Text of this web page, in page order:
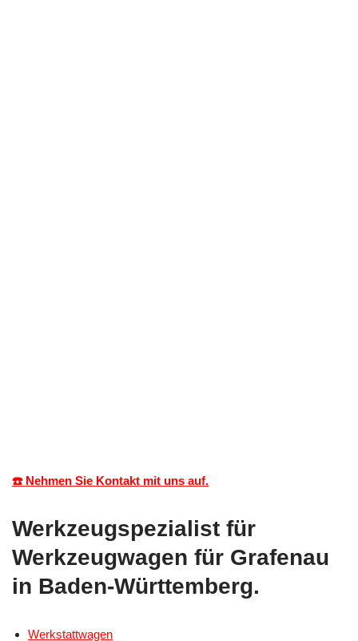
☎️ Nehmen Sie Kontakt mit uns auf.
Werkzeugspezialist für
Werkzeugwagen für Grafenau
in Baden-Württemberg.
Werkstattwagen